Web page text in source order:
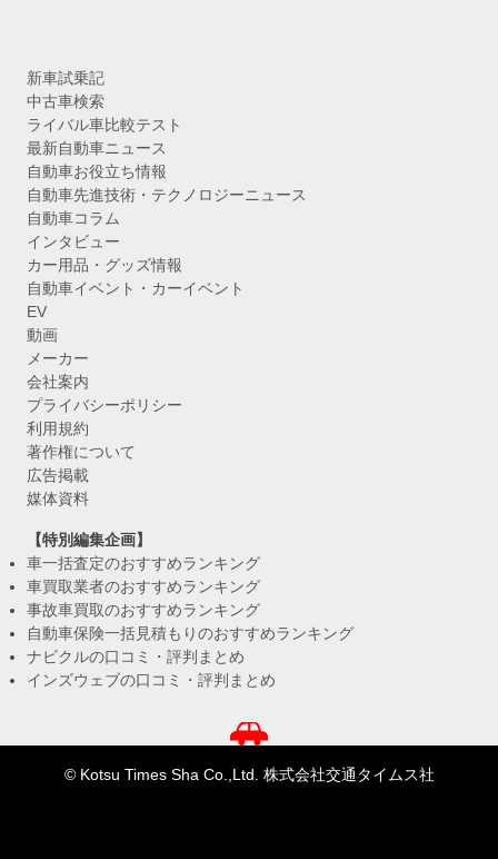
新車試乗記
中古車検索
ライバル車比較テスト
最新自動車ニュース
自動車お役立ち情報
自動車先進技術・テクノロジーニュース
自動車コラム
インタビュー
カー用品・グッズ情報
自動車イベント・カーイベント
EV
動画
メーカー
会社案内
プライバシーポリシー
利用規約
著作権について
広告掲載
媒体資料
【特別編集企画】
車一括査定のおすすめランキング
車買取業者のおすすめランキング
事故車買取のおすすめランキング
自動車保険一括見積もりのおすすめランキング
ナビクルの口コミ・評判まとめ
インズウェブの口コミ・評判まとめ
© Kotsu Times Sha Co.,Ltd. 株式会社交通タイムス社